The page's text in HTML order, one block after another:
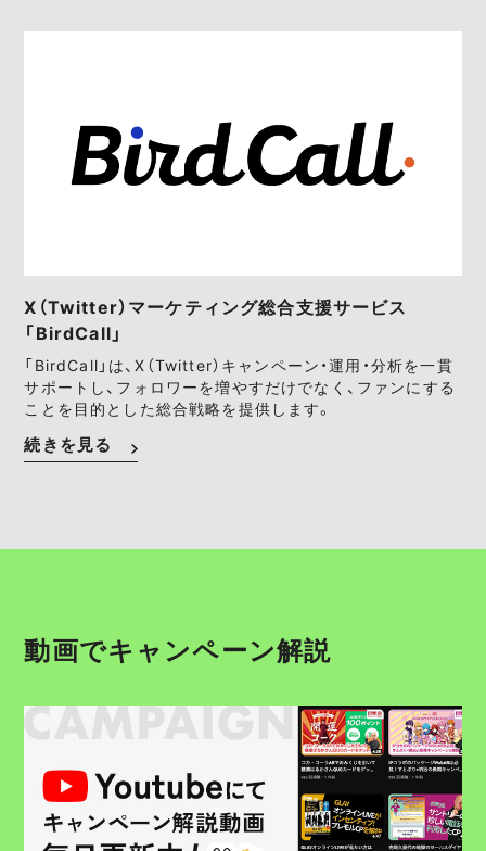
X（Twitter）マーケティング総合支援サービス
「BirdCall」
「BirdCall」は、X（Twitter）キャンペーン・運用・分析を一貫
サポートし、フォロワーを増やすだけでなく、ファンにする
ことを目的とした総合戦略を提供します。
続きを見る
動画でキャンペーン解説